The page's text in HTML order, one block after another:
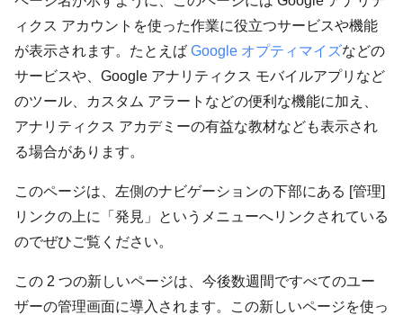
ィクス アカウントを使った作業に役立つサービスや機能
が表示されます。たとえば Google オプティマイズなどの
サービスや、Google アナリティクス モバイルアプリなど
のツール、カスタム アラートなどの便利な機能に加え、
アナリティクス アカデミーの有益な教材なども表示され
る場合があります。
このページは、左側のナビゲーションの下部にある [管理]
リンクの上に「発見」というメニューへリンクされている
のでぜひご覧ください。
この 2 つの新しいページは、今後数週間ですべてのユー
ザーの管理画面に導入されます。この新しいページを使っ